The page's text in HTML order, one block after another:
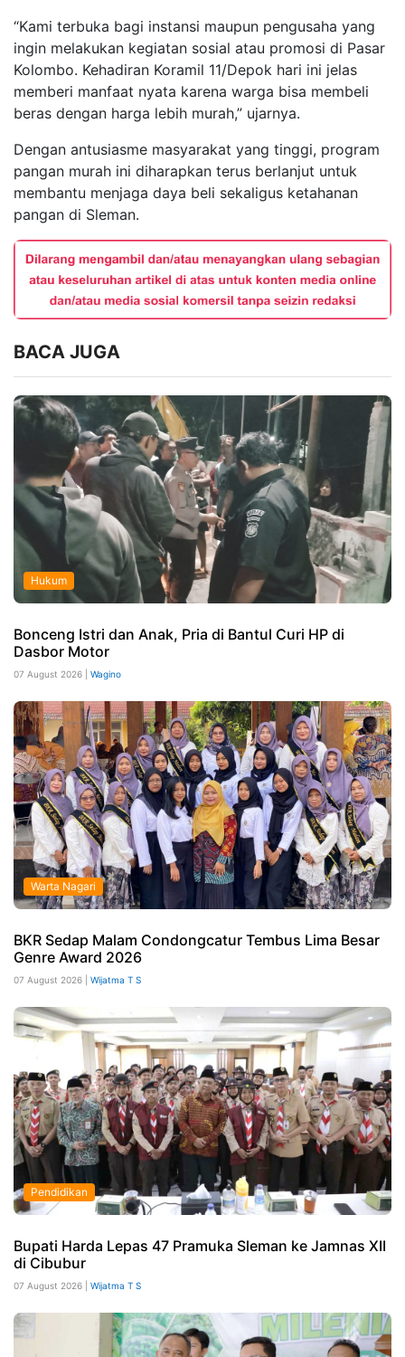
“Kami terbuka bagi instansi maupun pengusaha yang
ingin melakukan kegiatan sosial atau promosi di Pasar
Kolombo. Kehadiran Koramil 11/Depok hari ini jelas
memberi manfaat nyata karena warga bisa membeli
beras dengan harga lebih murah,” ujarnya.
Dengan antusiasme masyarakat yang tinggi, program
pangan murah ini diharapkan terus berlanjut untuk
membantu menjaga daya beli sekaligus ketahanan
pangan di Sleman.
BACA JUGA
Hukum
Bonceng Istri dan Anak, Pria di Bantul Curi HP di
Dasbor Motor
07 August 2026 | Wagino
Warta Nagari
BKR Sedap Malam Condongcatur Tembus Lima Besar
Genre Award 2026
07 August 2026 | Wijatma T S
Pendidikan
Bupati Harda Lepas 47 Pramuka Sleman ke Jamnas XII
di Cibubur
07 August 2026 | Wijatma T S